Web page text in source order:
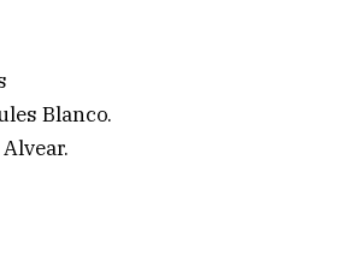
Blanco.